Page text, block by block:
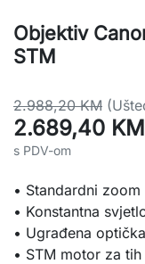
Objektiv
STM
2.988,20 KM
2.689,40 KM
s PDV-om
• Standardni
• Konstantna
• Ugrađena
• STM motor za